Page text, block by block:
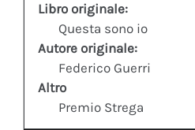
Libro originale:
Questa sono io
Autore originale:
Federico Guerri
Altro
Premio Strega